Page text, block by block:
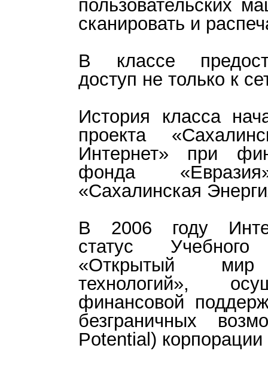
пользовательских
сканировать и
В классе
доступ не только к
История класса
проекта
Интернет» при
фонда
«Сахалинская
В 2006 году
статус
«Открытый мир
технологий»,
финансовой
безграничных
Potential)